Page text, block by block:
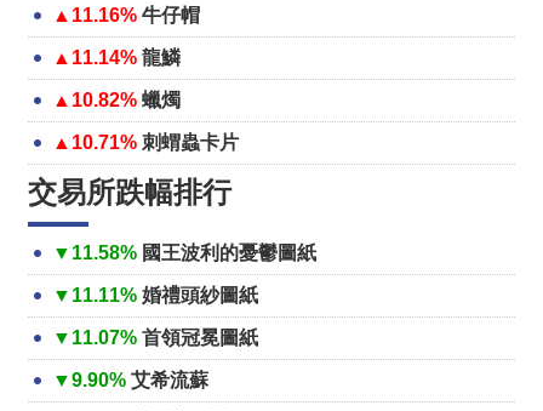
▲11.16% 牛仔帽
▲11.14% 龍鱗
▲10.82% 蠟燭
▲10.71% 刺蝟蟲卡片
交易所跌幅排行
▼11.58% 國王波利的憂鬱圖紙
▼11.11% 婚禮頭紗圖紙
▼11.07% 首領冠冕圖紙
▼9.90% 艾希流蘇